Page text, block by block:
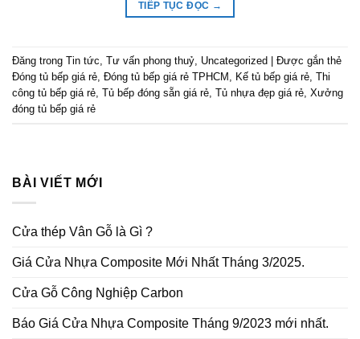
TIẾP TỤC ĐỌC →
Đăng trong Tin tức Tư vấn phong thuỷ Uncategorized | Được gắn thẻ
Đóng tủ bếp giá rẻ Đóng tủ bếp giá rẻ TPHCM Kế tủ bếp giá rẻ Thi
công tủ bếp giá rẻ Tủ bếp đóng sẵn giá rẻ Tủ nhựa đẹp giá rẻ Xưởng
đóng tủ bếp giá rẻ
BÀI VIẾT MỚI
Cửa thép Vân Gỗ là Gì ?
Giá Cửa Nhựa Composite Mới Nhất Tháng 3/2025.
Cửa Gỗ Công Nghiệp Carbon
Báo Giá Cửa Nhựa Composite Tháng 9/2023 mới nhất.